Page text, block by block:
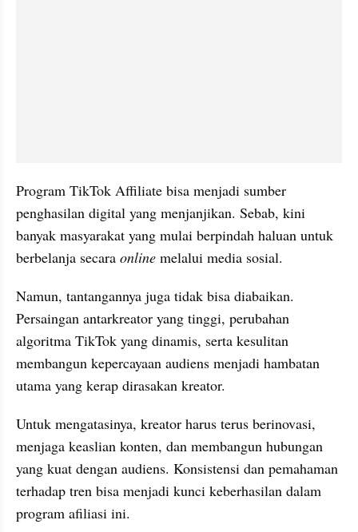
Program TikTok Affiliate bisa menjadi sumber
penghasilan digital yang menjanjikan. Sebab, kini
banyak masyarakat yang mulai berpindah haluan untuk
berbelanja secara online melalui media sosial.
Namun, tantangannya juga tidak bisa diabaikan.
Persaingan antarkreator yang tinggi, perubahan
algoritma TikTok yang dinamis, serta kesulitan
membangun kepercayaan audiens menjadi hambatan
utama yang kerap dirasakan kreator.
Untuk mengatasinya, kreator harus terus berinovasi,
menjaga keaslian konten, dan membangun hubungan
yang kuat dengan audiens. Konsistensi dan pemahaman
terhadap tren bisa menjadi kunci keberhasilan dalam
program afiliasi ini.